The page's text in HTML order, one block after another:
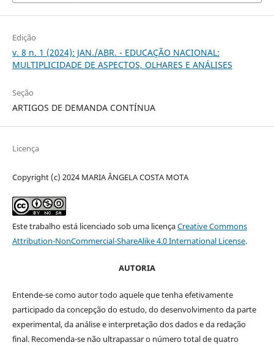
Edição
v. 8 n. 1 (2024): JAN./ABR. - EDUCAÇÃO NACIONAL:
MULTIPLICIDADE DE ASPECTOS, OLHARES E ANÁLISES
Seção
ARTIGOS DE DEMANDA CONTÍNUA
Licença
Copyright (c) 2024 MARIA ÂNGELA COSTA MOTA
Este trabalho está licenciado sob uma licençaCreative Commons
Attribution-NonCommercial-ShareAlike 4.0 International License.
AUTORIA
Entende-se como autor todo aquele que tenha efetivamente
participado da concepção do estudo, do desenvolvimento da parte
experimental, da análise e interpretação dos dados e da redação
final. Recomenda-se não ultrapassar o número total de quatro